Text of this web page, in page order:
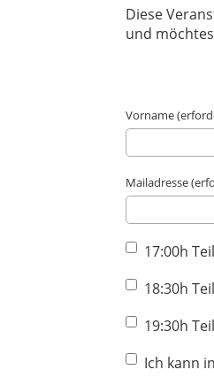
Diese
und
Vorname
Mailadresse
17:00h
18:30h
19:30h
Ich kann